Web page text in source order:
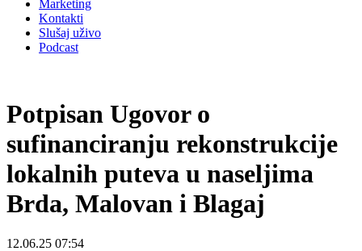
Marketing
Kontakti
Slušaj uživo
Podcast
Potpisan Ugovor o
sufinanciranju rekonstrukcije
lokalnih puteva u naseljima
Brda, Malovan i Blagaj
12.06.25 07:54